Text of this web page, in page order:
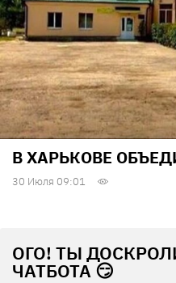
В ХАРЬКОВЕ
30 Июля 09:01
ОГО! ТЫ
ЧАТБОТА 😏